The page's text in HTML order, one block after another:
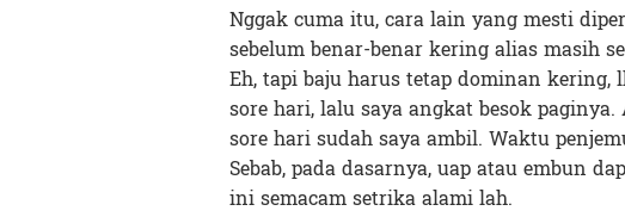
Nggak cuma itu, cara lain yang mesti
sebelum benar-benar kering alias masih
Eh, tapi baju harus tetap dominan
sore hari, lalu saya angkat besok
sore hari sudah saya ambil. Waktu
Sebab, pada dasarnya, uap atau embun
ini semacam setrika alami lah.